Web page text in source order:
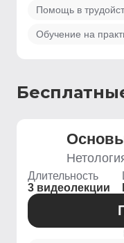
Помощь в
Обучение на
Длительность
3 видеолекции